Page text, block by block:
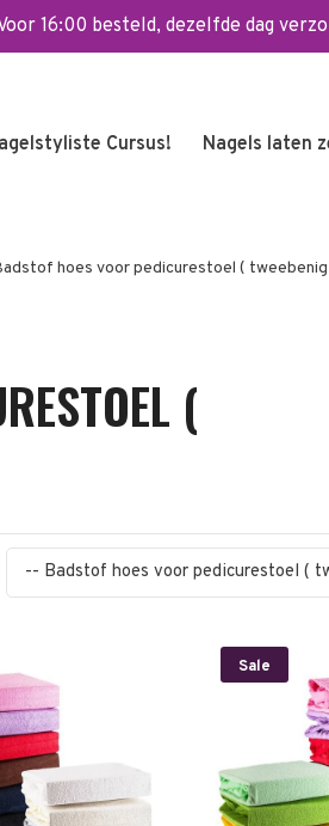
16:00 besteld, dezelfde dag
Cursus! Nagels laten
hoes voor pedicurestoel ( tweebenig
(
-- Badstof hoes voor pedicurestoel (
Sale